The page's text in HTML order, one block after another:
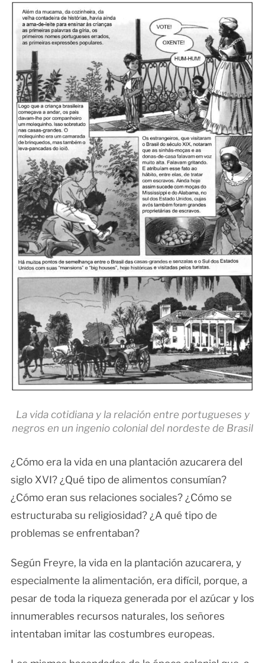
La vida cotidiana y la relación entre portugueses y
negros en un ingenio colonial del nordeste de Brasil
¿Cómo era la vida en una plantación azucarera del
siglo XVI? ¿Qué tipo de alimentos consumían?
¿Cómo eran sus relaciones sociales? ¿Cómo se
estructuraba su religiosidad? ¿A qué tipo de
problemas se enfrentaban?
Según Freyre, la vida en la plantación azucarera, y
especialmente la alimentación, era difícil, porque, a
pesar de toda la riqueza generada por el azúcar y los
innumerables recursos naturales, los señores
intentaban imitar las costumbres europeas.